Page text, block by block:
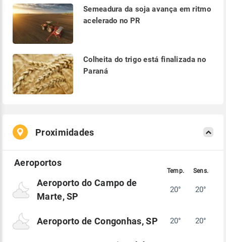
Semeadura da soja avança em ritmo
acelerado no PR
Colheita do trigo está finalizada no
Paraná
Proximidades
Aeroporto do Campo de
Marte, SP
20° 20°
Aeroporto de Congonhas, SP 20° 20°